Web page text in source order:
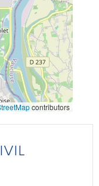
contributors